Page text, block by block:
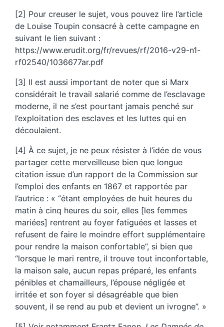
[2] Pour creuser le sujet, vous pouvez lire l’article
de Louise Toupin consacré à cette campagne en
suivant le lien suivant :
https://www.erudit.org/fr/revues/rf/2016-v29-n1-
rf02540/1036677ar.pdf
[3] Il est aussi important de noter que si Marx
considérait le travail salarié comme de l’esclavage
moderne, il ne s’est pourtant jamais penché sur
l’exploitation des esclaves et les luttes qui en
découlaient.
[4] À ce sujet, je ne peux résister à l’idée de vous
partager cette merveilleuse bien que longue
citation issue d’un rapport de la Commission sur
l’emploi des enfants en 1867 et rapportée par
l’autrice : « “étant employées de huit heures du
matin à cinq heures du soir, elles [les femmes
mariées] rentrent au foyer fatiguées et lasses et
refusent de faire le moindre effort supplémentaire
pour rendre la maison confortable”, si bien que
“lorsque le mari rentre, il trouve tout inconfortable,
la maison sale, aucun repas préparé, les enfants
pénibles et chamailleurs, l’épouse négligée et
irritée et son foyer si désagréable que bien
souvent, il se rend au pub et devient un ivrogne”. »